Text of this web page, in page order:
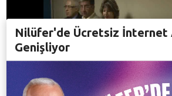
Nilüfer'de Ücretsiz İnternet
Genişliyor